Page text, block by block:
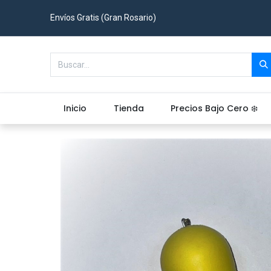
Envíos Gratis (Gran Rosario)
Inicio Tienda Precios Bajo Cero ❄️